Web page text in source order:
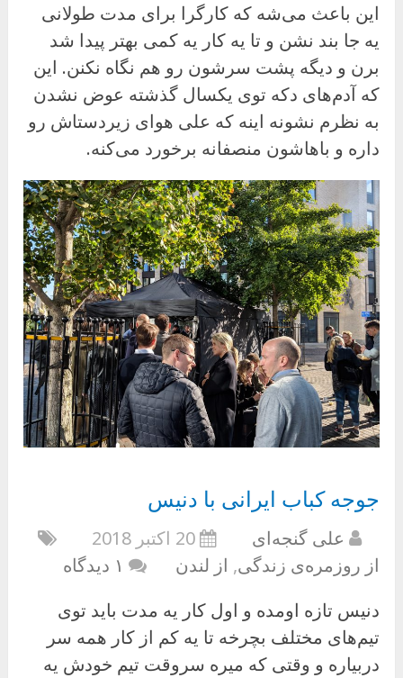
این باعث می‌شه که کارگرا برای مدت طولانی
یه جا بند نشن و تا یه کار یه کمی بهتر پیدا شد
برن و دیگه پشت سرشون رو هم نگاه نکنن. این
که آدم‌های دکه توی یکسال گذشته عوض نشدن
به نظرم نشونه اینه که علی هوای زیردستاش رو
داره و باهاشون منصفانه برخورد می‌کنه.
جوجه کباب ایرانی با دنیس
علی گنجه‌ای
20 اکتبر 2018
از روزمره‌ی زندگی, از لندن
۱ دیدگاه
دنیس تازه اومده و اول کار یه مدت باید توی
تیم‌های مختلف بچرخه تا یه کم از کار همه سر
دربیاره و وقتی که میره سروقت تیم خودش یه